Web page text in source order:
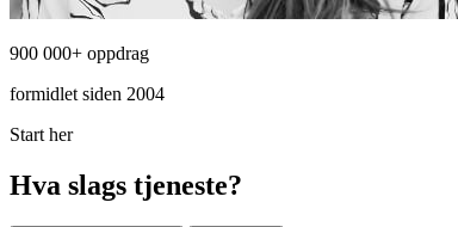
900 000+ oppdrag
formidlet siden 2004
Start her
Hva slags tjeneste?